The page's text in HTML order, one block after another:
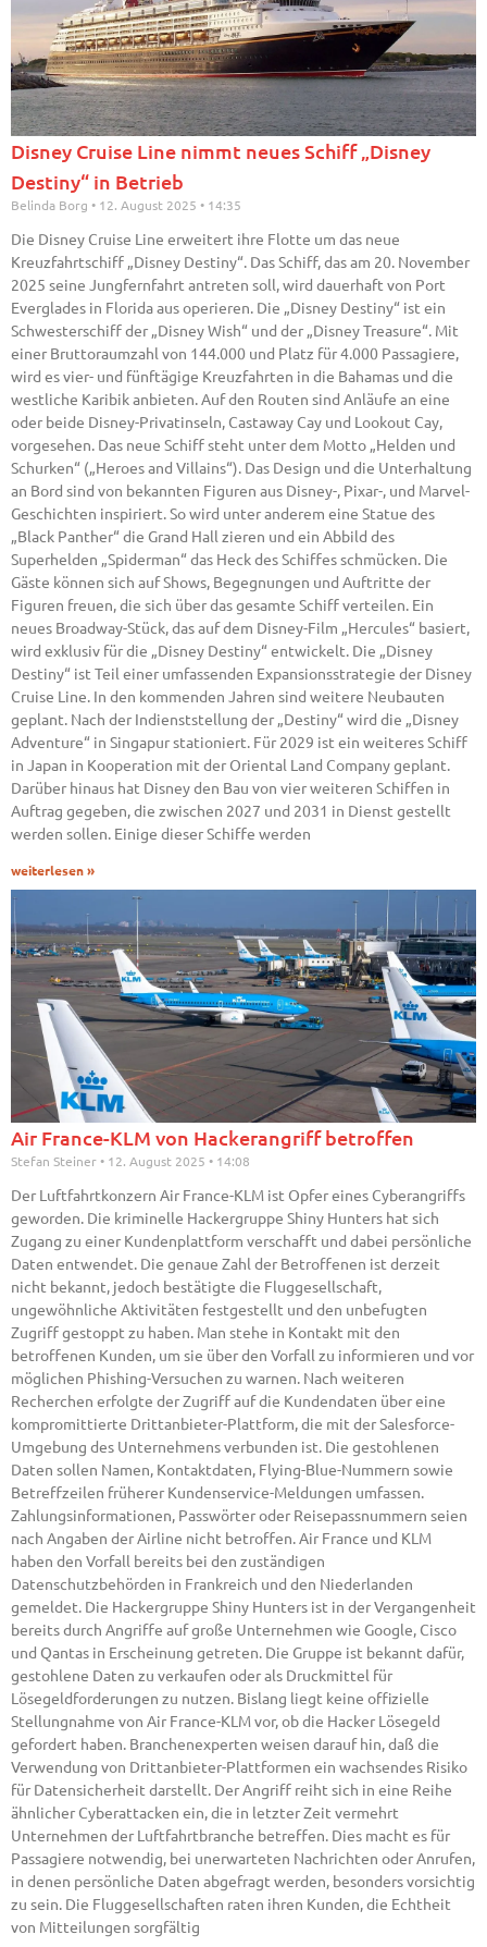
Disney Cruise Line nimmt neues Schiff „Disney
Destiny“ in Betrieb
Belinda Borg 12. August 2025 14:35
Die Disney Cruise Line erweitert ihre Flotte um das neue
Kreuzfahrtschiff „Disney Destiny“. Das Schiff, das am 20. November
2025 seine Jungfernfahrt antreten soll, wird dauerhaft von Port
Everglades in Florida aus operieren. Die „Disney Destiny“ ist ein
Schwesterschiff der „Disney Wish“ und der „Disney Treasure“. Mit
einer Bruttoraumzahl von 144.000 und Platz für 4.000 Passagiere,
wird es vier- und fünftägige Kreuzfahrten in die Bahamas und die
westliche Karibik anbieten. Auf den Routen sind Anläufe an eine
oder beide Disney-Privatinseln, Castaway Cay und Lookout Cay,
vorgesehen. Das neue Schiff steht unter dem Motto „Helden und
Schurken“ („Heroes and Villains“). Das Design und die Unterhaltung
an Bord sind von bekannten Figuren aus Disney-, Pixar-, und Marvel-
Geschichten inspiriert. So wird unter anderem eine Statue des
„Black Panther“ die Grand Hall zieren und ein Abbild des
Superhelden „Spiderman“ das Heck des Schiffes schmücken. Die
Gäste können sich auf Shows, Begegnungen und Auftritte der
Figuren freuen, die sich über das gesamte Schiff verteilen. Ein
neues Broadway-Stück, das auf dem Disney-Film „Hercules“ basiert,
wird exklusiv für die „Disney Destiny“ entwickelt. Die „Disney
Destiny“ ist Teil einer umfassenden Expansionsstrategie der Disney
Cruise Line. In den kommenden Jahren sind weitere Neubauten
geplant. Nach der Indienststellung der „Destiny“ wird die „Disney
Adventure“ in Singapur stationiert. Für 2029 ist ein weiteres Schiff
in Japan in Kooperation mit der Oriental Land Company geplant.
Darüber hinaus hat Disney den Bau von vier weiteren Schiffen in
Auftrag gegeben, die zwischen 2027 und 2031 in Dienst gestellt
werden sollen. Einige dieser Schiffe werden
weiterlesen »
Air France-KLM von Hackerangriff betroffen
Stefan Steiner 12. August 2025 14:08
Der Luftfahrtkonzern Air France-KLM ist Opfer eines Cyberangriffs
geworden. Die kriminelle Hackergruppe Shiny Hunters hat sich
Zugang zu einer Kundenplattform verschafft und dabei persönliche
Daten entwendet. Die genaue Zahl der Betroffenen ist derzeit
nicht bekannt, jedoch bestätigte die Fluggesellschaft,
ungewöhnliche Aktivitäten festgestellt und den unbefugten
Zugriff gestoppt zu haben. Man stehe in Kontakt mit den
betroffenen Kunden, um sie über den Vorfall zu informieren und vor
möglichen Phishing-Versuchen zu warnen. Nach weiteren
Recherchen erfolgte der Zugriff auf die Kundendaten über eine
kompromittierte Drittanbieter-Plattform, die mit der Salesforce-
Umgebung des Unternehmens verbunden ist. Die gestohlenen
Daten sollen Namen, Kontaktdaten, Flying-Blue-Nummern sowie
Betreffzeilen früherer Kundenservice-Meldungen umfassen.
Zahlungsinformationen, Passwörter oder Reisepassnummern seien
nach Angaben der Airline nicht betroffen. Air France und KLM
haben den Vorfall bereits bei den zuständigen
Datenschutzbehörden in Frankreich und den Niederlanden
gemeldet. Die Hackergruppe Shiny Hunters ist in der Vergangenheit
bereits durch Angriffe auf große Unternehmen wie Google, Cisco
und Qantas in Erscheinung getreten. Die Gruppe ist bekannt dafür,
gestohlene Daten zu verkaufen oder als Druckmittel für
Lösegeldforderungen zu nutzen. Bislang liegt keine offizielle
Stellungnahme von Air France-KLM vor, ob die Hacker Lösegeld
gefordert haben. Branchenexperten weisen darauf hin, daß die
Verwendung von Drittanbieter-Plattformen ein wachsendes Risiko
für Datensicherheit darstellt. Der Angriff reiht sich in eine Reihe
ähnlicher Cyberattacken ein, die in letzter Zeit vermehrt
Unternehmen der Luftfahrtbranche betreffen. Dies macht es für
Passagiere notwendig, bei unerwarteten Nachrichten oder Anrufen,
in denen persönliche Daten abgefragt werden, besonders vorsichtig
zu sein. Die Fluggesellschaften raten ihren Kunden, die Echtheit
von Mitteilungen sorgfältig